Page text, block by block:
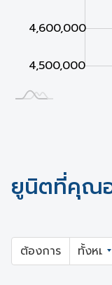
4,500,000
4,600,000
ยูนิตที่คุณอ
ต้องการ